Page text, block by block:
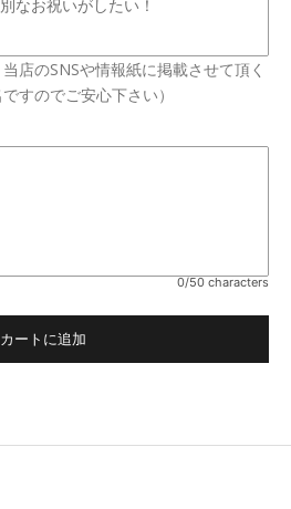
店のSNSや情報紙に掲載させて頂く
すのでご安心下さい）
0/50 characters
カートに追加